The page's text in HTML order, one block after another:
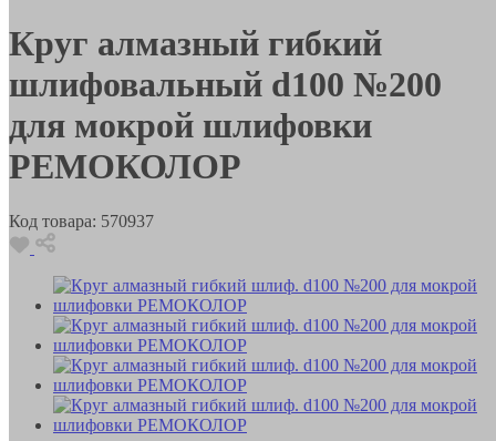
Круг алмазный гибкий
шлифовальный d100 №200
для мокрой шлифовки
РЕМОКОЛОР
Код товара: 570937